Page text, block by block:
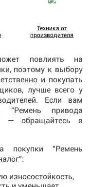
Техника от
производителя
повлиять на
поэтому к выбору
и покупать
лучше всего у
Если вам
"Ремень привода
— обращайтесь в
покупки "Ремень
износостойкость,